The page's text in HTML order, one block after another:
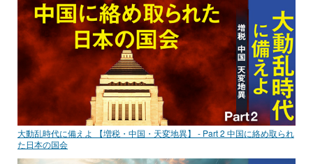
大動乱時代に備えよ 【増税・中国・天変地異】 - Part 2 中国に絡め取られ
た日本の国会